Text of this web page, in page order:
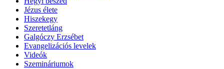
Jézus élete
Hiszekegy
Szeretetláng
Galgóczy Erzsébet
Evangelizációs levelek
Videók
Szemináriumok